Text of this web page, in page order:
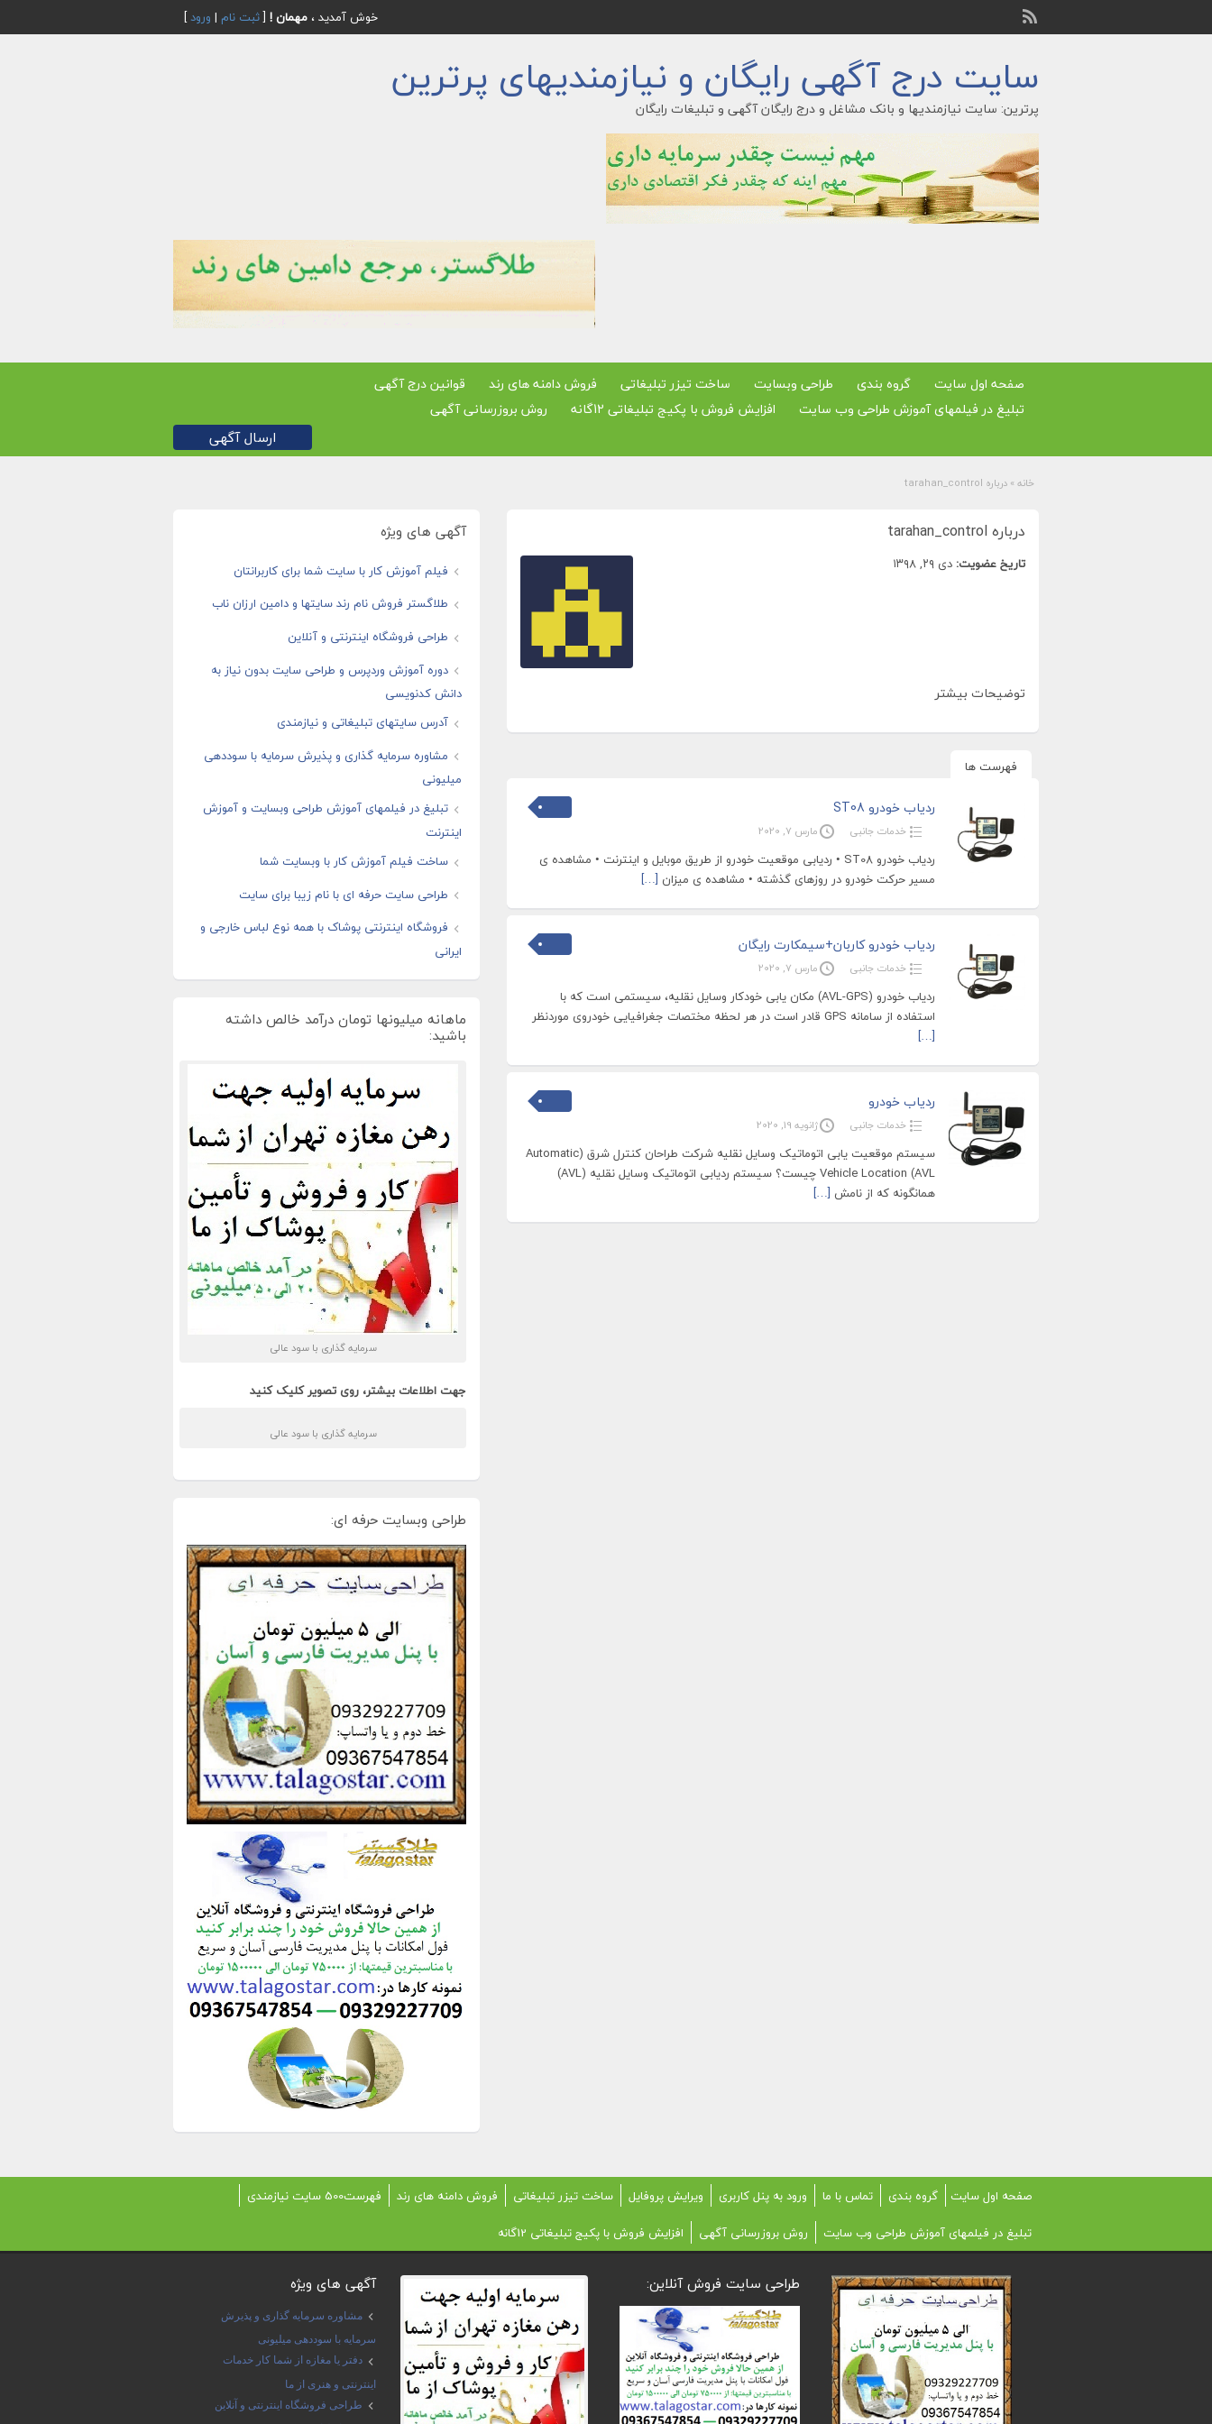
خوش آمدید ، مهمان ! [ثبت نام | ورود]
سایت درج آگهی رایگان و نیازمندیهای پرترین
پرترین: سایت نیازمندیها و بانک مشاغل و درج رایگان آگهی و تبلیغات رایگان
صفحه اول سایت گروه بندی طراحی وبسایت ساخت تیزر تبلیغاتی فروش دامنه های رند
قوانین درج آگهی
تبلیغ در فیلمهای آموزش طراحی وب سایت
افزایش فروش با پکیج تبلیغاتی 12گانه روش بروزرسانی آگهی
ارسال آگهی
خانه » درباره tarahan_control
درباره tarahan_control
تاریخ عضویت: دی ۲۹, ۱۳۹۸
توضیحات بیشتر
فهرست ها
ردیاب خودرو ST08
خدمات جانبی مارس 7, 2020
ردیاب خودرو ST08 • ردیابی موقعیت خودرو از طریق موبایل و اینترنت • مشاهده ی
مسیر حرکت خودرو در روزهای گذشته • مشاهده ی میزان […]
ردیاب خودرو کاربان+سیمکارت رایگان
خدمات جانبی مارس 7, 2020
ردیاب خودرو (AVL-GPS) مکان یابی خودکار وسایل نقلیه، سیستمی است که با
استفاده از سامانه GPS قادر است در هر لحظه مختصات جغرافیایی خودروی موردنظر
[…]
ردیاب خودرو
خدمات جانبی ژانویه 19, 2020
سیستم موقعیت یابی اتوماتیک وسایل نقلیه شرکت طراحان کنترل شرق (Automatic
Vehicle Location (AVL چیست؟ سیستم ردیابی اتوماتیک وسایل نقلیه (AVL)
همانگونه که از نامش […]
آگهی های ویژه
فیلم آموزش کار با سایت شما برای کاربرانتان
طلاگستر فروش نام رند سایتها و دامین ارزان ناب
طراحی فروشگاه اینترنتی و آنلاین
دوره آموزش وردپرس و طراحی سایت بدون نیاز به
دانش کدنویسی
آدرس سایتهای تبلیغاتی و نیازمندی
مشاوره سرمایه گذاری و پذیرش سرمایه با سوددهی
میلیونی
تبلیغ در فیلمهای آموزش طراحی وبسایت و آموزش
اینترنت
ساخت فیلم آموزش کار با وبسایت شما
طراحی سایت حرفه ای با نام زیبا برای سایت
فروشگاه اینترنتی پوشاک با همه نوع لباس خارجی و
ایرانی
ماهانه میلیونها تومان درآمد خالص داشته
باشید:
سرمایه گذاری با سود عالی
جهت اطلاعات بیشتر، روی تصویر کلیک کنید
سرمایه گذاری با سود عالی
طراحی وبسایت حرفه ای:
صفحه اول سایت گروه بندی تماس با ما ورود به پنل کاربری ویرایش پروفایل ساخت تیزر تبلیغاتی فروش دامنه های رند
فهرست500 سایت نیازمندی
تبلیغ در فیلمهای آموزش طراحی وب سایت
روش بروزرسانی آگهی افزایش فروش با پکیج تبلیغاتی 12گانه
آگهی های ویژه
مشاوره سرمایه گذاری و پذیرش
سرمایه با سوددهی میلیونی
دفتر یا مغازه از شما کار خدمات
اینترنتی و هنری از ما
طراحی فروشگاه اینترنتی و آنلاین
طراحی سایت فروش آنلاین: